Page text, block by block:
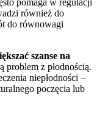
również do
do równowagi
szanse na
problem z płodnością.
niepłodności –
poczęcia lub